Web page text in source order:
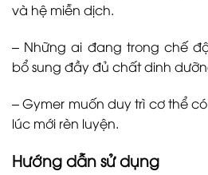
và hệ miễn dịch.
– Những ai đang trong chế
bổ sung đầy đủ chất dinh
– Gymer muốn duy trì cơ thể
lúc mới rèn luyện.
Hướng dẫn sử dụng